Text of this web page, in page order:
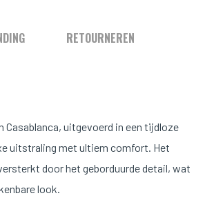
RETOURNEREN
Casablanca, uitgevoerd in een tijdloze
uitstraling met ultiem comfort. Het
door het geborduurde detail, wat
look.